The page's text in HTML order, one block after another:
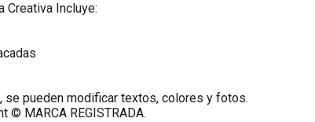
Creativa Incluye:
pueden modificar textos, colores y fotos.
© MARCA REGISTRADA.